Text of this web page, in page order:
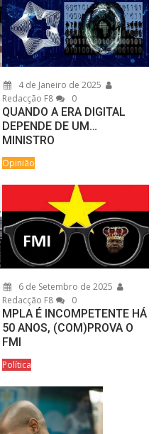
4 de Janeiro de 2025
Redacção F8
0
QUANDO A ERA DIGITAL
DEPENDE DE UM…
MINISTRO
Opinião
6 de Setembro de 2025
Redacção F8
0
MPLA É INCOMPETENTE HÁ
50 ANOS, (COM)PROVA O
FMI
Política